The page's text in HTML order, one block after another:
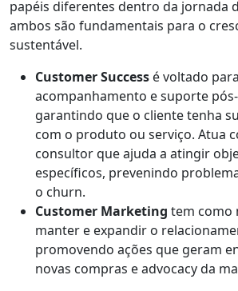
papéis diferentes dentro da jornada
ambos são fundamentais para o
sustentável.
Customer Success é voltado
acompanhamento e suporte
garantindo que o cliente tenha
com o produto ou serviço. Atua
consultor que ajuda a atingir
específicos, prevenindo
o churn.
Customer Marketing tem como
manter e expandir o
promovendo ações que geram
novas compras e advocacy da